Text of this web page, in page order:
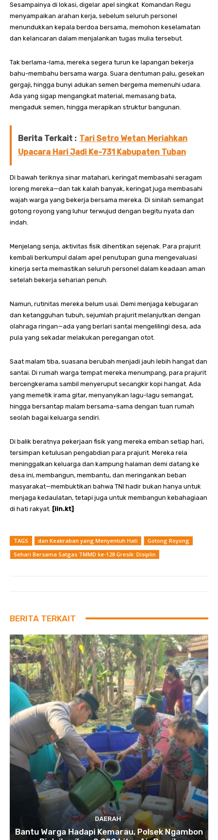
Sesampainya di lokasi, digelar apel singkat Komandan Regu
menyampaikan arahan kerja, sebelum seluruh personel
menundukkan kepala berdoa bersama, memohon keselamatan
dan kelancaran dalam menjalankan tugas mulia tersebut.
Tak berlama-lama, mereka segera turun ke lapangan bekerja
bahu-membahu bersama warga. Suara dentuman palu, gesekan
gergaji, hingga bunyi adukan semen bergema memenuhi udara.
Ada yang sigap mengangkat material, memasang bata,
mengaduk semen, hingga merapikan struktur bangunan.
Berita Terkait : Tari Setro Wetan Meriahkan
Upacara Hari Jadi Ke-731 Kabupaten Tuban
Di bawah teriknya sinar matahari, keringat membasahi seragam
loreng mereka—dan tak kalah banyak, keringat juga membasahi
wajah warga yang bekerja bersama mereka. Di sinilah semangat
gotong royong yang luhur terwujud dengan begitu nyata dan
indah.
Menjelang senja, aktivitas fisik dihentikan sejenak. Para prajurit
kembali berkumpul dalam apel penutupan guna mengevaluasi
kinerja serta memastikan seluruh personel dalam keadaan aman
setelah bekerja seharian penuh.
Namun, rutinitas mereka belum usai. Demi menjaga kebugaran
dan ketangguhan tubuh, sejumlah prajurit melanjutkan dengan
olahraga ringan—ada yang berlari santai mengelilingi desa, ada
pula yang sekadar melakukan peregangan otot.
Saat malam tiba, suasana berubah menjadi jauh lebih hangat dan
santai. Di rumah warga tempat mereka menumpang, para prajurit
bercengkerama sambil menyeruput secangkir kopi hangat. Ada
yang memetik irama gitar, menyanyikan lagu-lagu semangat,
hingga bersantap malam bersama-sama dengan tuan rumah
seolah bagai keluarga sendiri.
Di balik beratnya pekerjaan fisik yang mereka emban setiap hari,
tersimpan ketulusan pengabdian para prajurit. Mereka rela
meninggalkan keluarga dan kampung halaman demi datang ke
desa ini, membangun, membantu, dan meringankan beban
masyarakat—membuktikan bahwa TNI hadir bukan hanya untuk
menjaga kedaulatan, tetapi juga untuk membangun kebahagiaan
di hati rakyat. [iin.kt]
TAGS dan Keakraban yang Menyentuh Hati
Gotong Royong
Sehari Bersama Satgas TMMD ke-128 Gresik: Disiplin
BERITA TERKAIT
DAERAH
Bantu Warga Hadapi Kemarau, Polsek Ngambon